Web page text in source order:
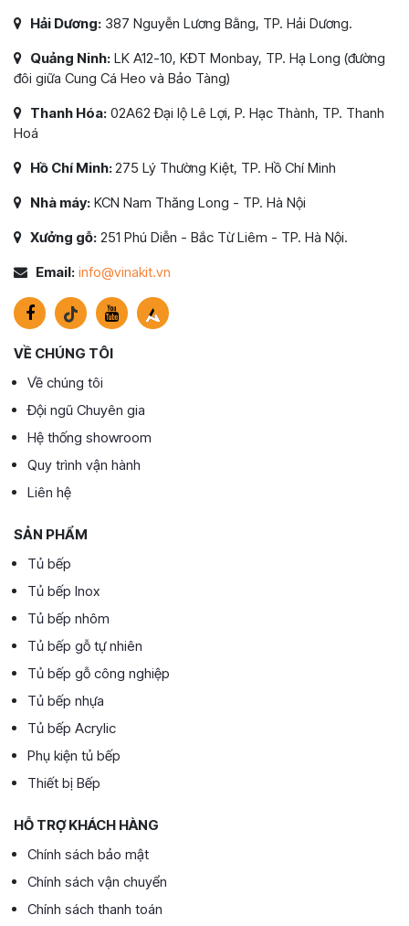
Hải Dương: 387 Nguyễn Lương Bằng, TP. Hải Dương.
Quảng Ninh: LK A12-10, KĐT Monbay, TP. Hạ Long (đường
đôi giữa Cung Cá Heo và Bảo Tàng)
Thanh Hóa: 02A62 Đại lộ Lê Lợi, P. Hạc Thành, TP. Thanh
Hoá
Hồ Chí Minh:275 Lý Thường Kiệt, TP. Hồ Chí Minh
Nhà máy: KCN Nam Thăng Long - TP. Hà Nội
Xưởng gỗ: 251 Phú Diễn - Bắc Từ Liêm - TP. Hà Nội.
Email: info@vinakit.vn
VỀ CHÚNG TÔI
Về chúng tôi
Đội ngũ Chuyên gia
Hệ thống showroom
Quy trình vận hành
Liên hệ
SẢN PHẨM
Tủ bếp
Tủ bếp Inox
Tủ bếp nhôm
Tủ bếp gỗ tự nhiên
Tủ bếp gỗ công nghiệp
Tủ bếp nhựa
Tủ bếp Acrylic
Phụ kiện tủ bếp
Thiết bị Bếp
HỖ TRỢ KHÁCH HÀNG
Chính sách bảo mật
Chính sách vận chuyển
Chính sách thanh toán